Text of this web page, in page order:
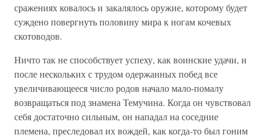
сражениях ковалось и закалялось оружие, которому будет
суждено повергнуть половину мира к ногам кочевых
скотоводов.
Ничто так не способствует успеху, как воинские удачи, и
после нескольких с трудом одержанных побед все
увеличивающееся число родов начало мало-помалу
возвращаться под знамена Темучина. Когда он чувствовал
себя достаточно сильным, он нападал на соседние
племена, преследовал их вождей, как когда-то был гоним